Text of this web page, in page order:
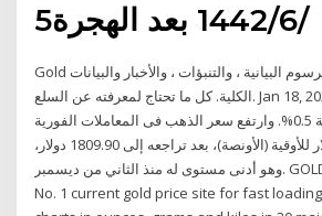
5‏‏/6‏‏/1442 بعد الهجرة
Gold السعر التدفقي، الرسوم البيانية ، والتنبؤات ، والأخبار والبيانات
الكلية. كل ما تحتاج لمعرفته عن السلع. Jan 18, 2021 · ارتفع سعر الذهب
فى المعاملات الفورية 0.5%. وارتفع سعر الذهب فى المعاملات الفورية
0.5 % إلى 1836.29 دولار للأوقية (الأونصة)، بعد تراجعه إلى 1809.90 دولار،
وهو أدنى مستوى له منذ الثاني من ديسمبر. GOLDPRICE.ORG - The
No. 1 current gold price site for fast